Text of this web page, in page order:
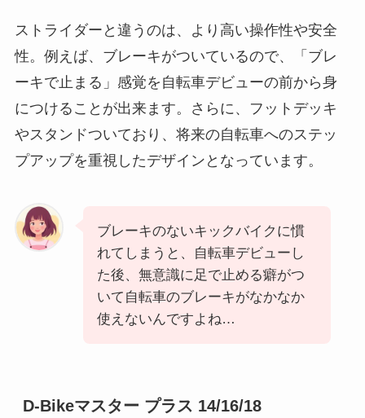
ストライダーと違うのは、より高い操作性や安全
性。例えば、ブレーキがついているので、「ブレ
ーキで止まる」感覚を自転車デビューの前から身
につけることが出来ます。さらに、フットデッキ
やスタンドついており、将来の自転車へのステッ
プアップを重視したデザインとなっています。
ブレーキのないキックバイクに慣
れてしまうと、自転車デビューし
た後、無意識に足で止める癖がつ
いて自転車のブレーキがなかなか
使えないんですよね…
D-Bikeマスター プラス 14/16/18